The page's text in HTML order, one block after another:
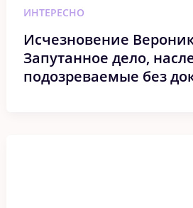
ИНТЕРЕСНО
Исчезновение
Запутанное дело,
подозреваемые без